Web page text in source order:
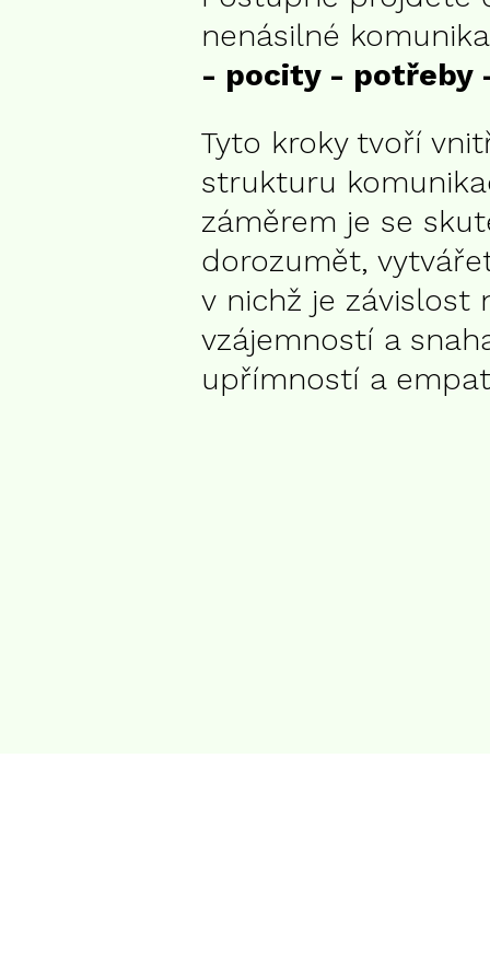
nenásilné
- pocity - potřeby
Tyto kroky tvoří
strukturu
záměrem je se
dorozumět,
v nichž je závislost
vzájemností a
upřímností a